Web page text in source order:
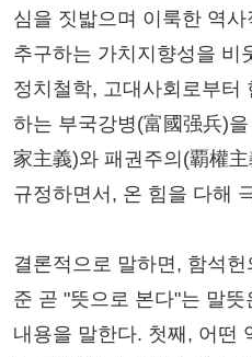
심을 짓밟으며 이룩한 역
추구하는 가치지향성을 비
정치철학, 고대사회로부터
하는 부국강병(富國强兵)
家主義)와 패권주의(覇權
규정하면서, 온 힘을 다해
결론적으로 말하면, 함석헌
준 곧 "뜻으로 본다"는 말
내용을 말한다. 첫째, 어떤